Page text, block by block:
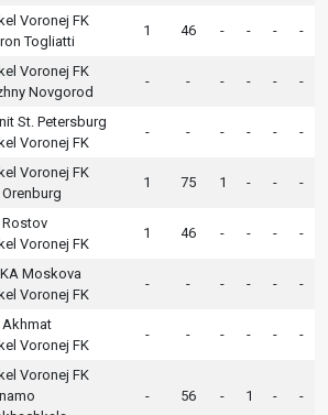
Voronej FK
Togliatti
1 46 - - - -
Voronej FK
Novgorod
- - - - - -
St. Petersburg
Voronej FK
- - - - - -
Voronej FK
Orenburg
1 75 1 - - -
Rostov
Voronej FK
1 46 - - - -
Moskova
Voronej FK
- - - - - -
Akhmat
Voronej FK
- - - - - -
Voronej FK
- 56 - 1 - -